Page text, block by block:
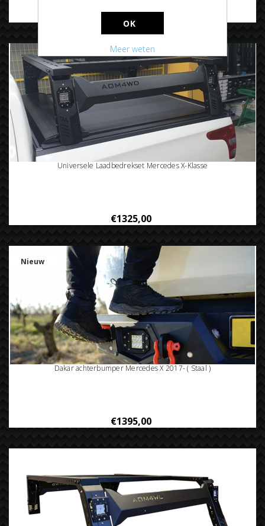
€79,95
Universele Laadbedrekset Mercedes X-Klasse
€1325,00
Nieuw
Dakar achterbumper Mercedes X 2017- ( Staal )
€1395,00
OK
Meer weten